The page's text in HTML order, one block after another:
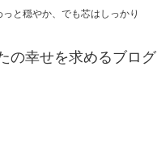
っと穏やか、でも芯はしっかり
の幸せを求めるブログ